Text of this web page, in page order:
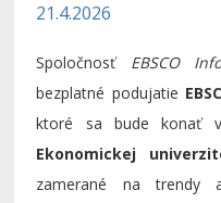
21.4.2026
Spoločnosť EBSCO
bezplatné podujatie
ktoré sa bude konať
Ekonomickej
zamerané na trendy